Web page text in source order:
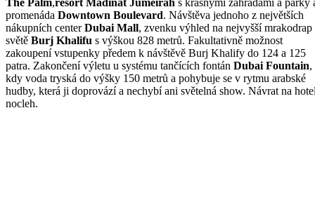
promenáda Downtown Boulevard. Návštěva jednoho z největších
nákupních centerDubai Mall, zvenku výhled na nejvyšší mrakodrap
světě Burj Khalifu s výškou 828 metrů. Fakultativně možnost
zakoupení vstupenky předem k návštěvě Burj Khalify do 124 a 125
patra. Zakončení výletu u systému tančících fontán Dubai Fountain,
kdy voda tryská do výšky 150 metrů a pohybuje se v rytmu arabské
hudby, která ji doprovází a nechybí ani světelná show. Návrat na
nocleh.